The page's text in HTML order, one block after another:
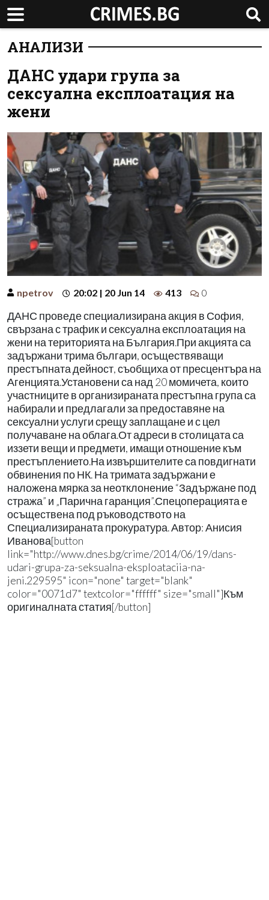
АНАЛИЗИ
ДАНС удари група за
сексуална експлоатация на
жени
npetrov 20:02 | 20 Jun 14 413 0
ДАНС проведе специализирана акция в София,
свързана с трафик и сексуална експлоатация на
жени на територията на България.При акцията са
задържани трима българи, осъществяващи
престъпната дейност, съобщиха от пресцентъра на
Агенцията.Установени са над 20 момичета, които
участниците в организираната престъпна група са
набирали и предлагали за предоставяне на
сексуални услуги срещу заплащане и с цел
получаване на облага.От адреси в столицата са
иззети вещи и предмети, имащи отношение към
престъплението.На извършителите са повдигнати
обвинения по НК. На тримата задържани е
наложена мярка за неотклонение “Задържане под
стража” и „Парична гаранция”.Спецоперацията е
осъществена под ръководството на
Специализираната прокуратура. Автор: Анисия
Иванова[button
link="http://www.dnes.bg/crime/2014/06/19/dans-
udari-grupa-za-seksualna-eksploataciia-na-
jeni.229595" icon="none" target="blank"
color="0071d7" textcolor="ffffff" size="small"]Към
оригиналната статия[/button]